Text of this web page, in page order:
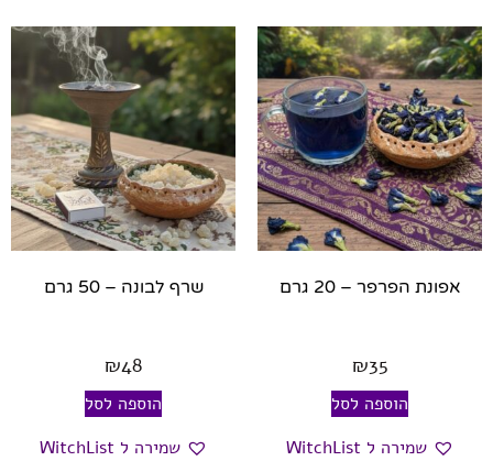
אפונת הפרפר – 20 גרם
₪35
הוספה לסל
שמירה ל WitchList
שרף לבונה – 50 גרם
₪48
הוספה לסל
שמירה ל WitchList